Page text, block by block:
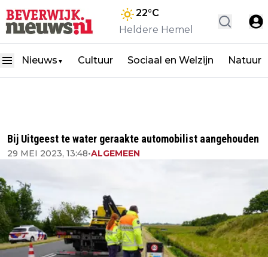
22°C
Heldere Hemel
Nieuws ▼ Cultuur Sociaal en Welzijn Natuur
Bij Uitgeest te water geraakte automobilist aangehouden
29 MEI 2023, 13:48•ALGEMEEN